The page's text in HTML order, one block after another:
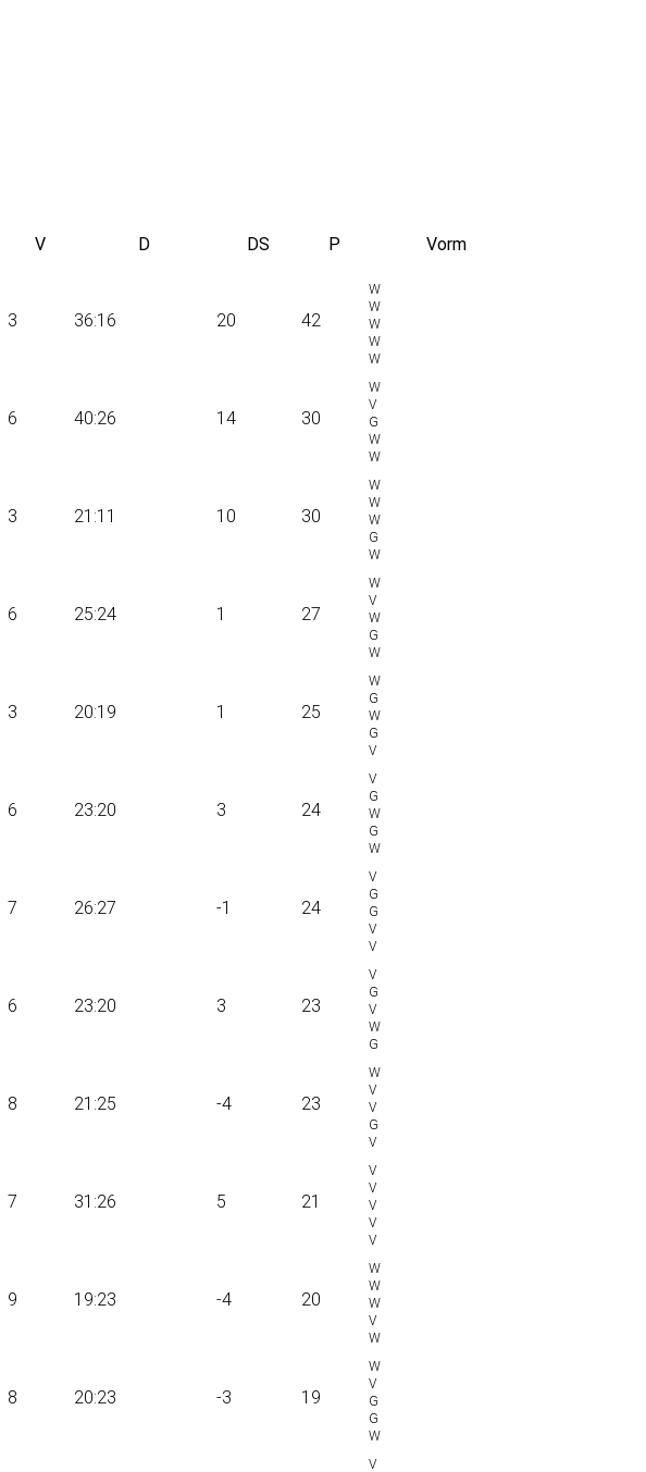
V D DS P Vorm
3 36:16 20 42
6 40:26 14 30
3 21:11 10 30
6 25:24 1 27
3 20:19 1 25
6 23:20 3 24
7 26:27 -1 24
6 23:20 3 23
8 21:25 -4 23
7 31:26 5 21
9 19:23 -4 20
8 20:23 -3 19